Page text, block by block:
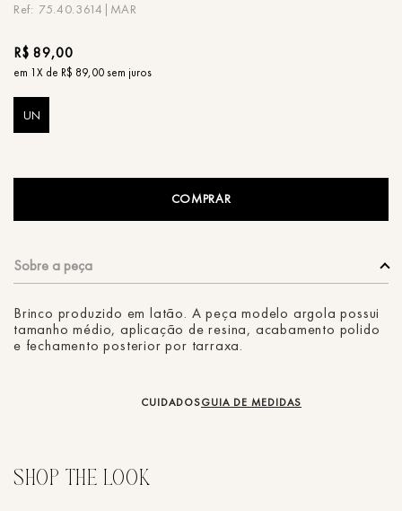
75.40.3614|MAR
R$ 89,00
em 1X de R$ 89,00sem juros
UN
COMPRAR
Brinco produzido em latão. A peça modelo argola possui
tamanho médio, aplicação de resina, acabamento polido
e fechamento posterior por tarraxa.
CUIDADOSGUIA DE MEDIDAS